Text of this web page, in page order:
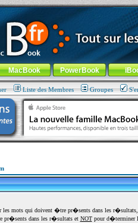
nomade !
menu général-Aller au menu de
MacBook PowerBook
Liste des Membres Groupes
mots qui doivent �tre pr�sents dans les
pr�sents dans les r�sultats et NOTpour d�terminer